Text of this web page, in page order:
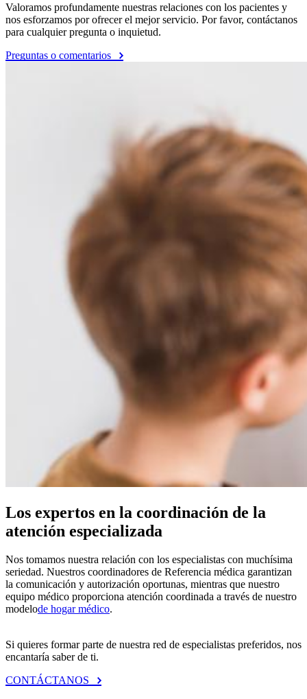
Valoramos profundamente nuestras relaciones con los pacientes y
nos esforzamos por ofrecer el mejor servicio. Por favor, contáctanos
para cualquier pregunta o inquietud.
Preguntas o comentarios
Los expertos en la coordinación de la
atención especializada
Nos tomamos nuestra relación con los especialistas con muchísima
seriedad. Nuestros coordinadores de Referencia médica garantizan
la comunicación y autorización oportunas, mientras que nuestro
equipo médico proporciona atención coordinada a través de nuestro
modelode hogar médico.
Si quieres formar parte de nuestra red de especialistas preferidos, nos
encantaría saber de ti.
CONTÁCTANOS